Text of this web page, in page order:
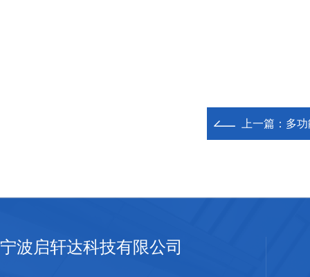
上一篇： 多
宁波启轩达科技有限公司